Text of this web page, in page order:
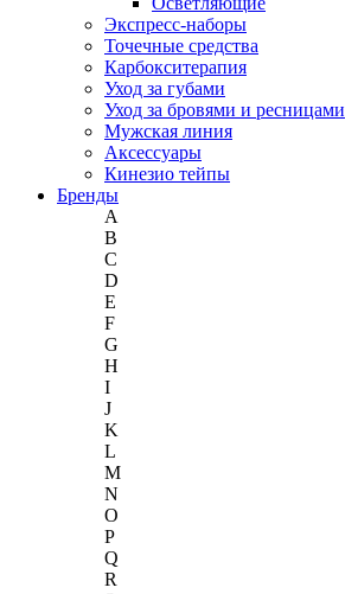
Экспресс-наборы
Точечные средства
Карбокситерапия
Уход за губами
Уход за бровями и ресницами
Мужская линия
Аксессуары
Кинезио тейпы
Бренды
A
B
C
D
E
F
G
H
I
J
K
L
M
N
O
P
Q
R